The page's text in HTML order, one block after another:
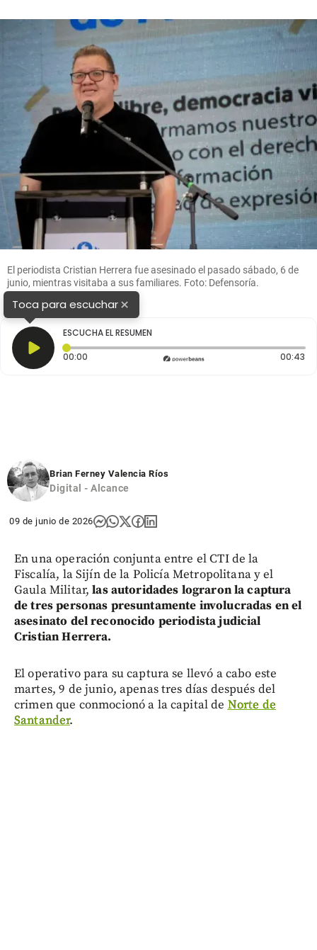
El periodista Cristian Herrera fue asesinado el pasado sábado, 6 de
junio, mientras visitaba a sus familiares. Foto: Defensoría.
Toca para escuchar×
ESCUCHA EL RESUMEN
00:00 Tiempo transcurrido: 0 segundos 00:43
Brian Ferney Valencia Ríos
Digital - Alcance
09 de junio de 2026
En una operación conjunta entre el CTI de la
Fiscalía, la Sijín de la Policía Metropolitana y el
Gaula Militar,las autoridades lograron la captura
de tres personas presuntamente involucradas en el
asesinato del reconocido periodista judicial
Cristian Herrera.
El operativo para su captura se llevó a cabo este
martes, 9 de junio, apenas tres días después del
crimen que conmocionó a la capital de Norte de
Santander.